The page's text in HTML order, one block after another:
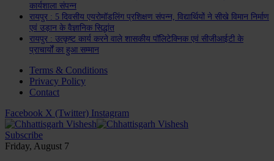
कार्यशाला संपन्न
रायपुर : 5 दिवसीय एयरोमॉडलिंग प्रशिक्षण संपन्न, विद्यार्थियों ने सीखे विमान निर्माण
एवं उड़ान के वैज्ञानिक सिद्धांत
रायपुर : उत्कृष्ट कार्य करने वाले शासकीय पॉलिटेक्निक एवं सीजीआईटी के
प्राचार्यों का हुआ सम्मान
Terms & Conditions
Privacy Policy
Contact
Facebook X (Twitter) Instagram
Subscribe
Friday, August 7